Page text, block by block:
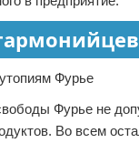
Фурье не
Во всем